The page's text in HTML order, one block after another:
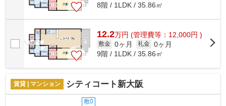
8階 / 1LDK / 35.86㎡
12.2万円 (管理費等：12,000円 )
敷金 0ヶ月 礼金 0ヶ月
9階 / 1LDK / 35.86㎡
賃貸 | マンション シティコート新大阪
敷0